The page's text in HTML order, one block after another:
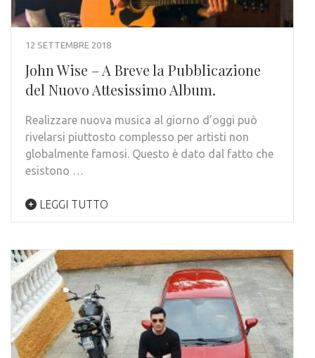
12 SETTEMBRE 2018
John Wise – A Breve la Pubblicazione
del Nuovo Attesissimo Album.
Realizzare nuova musica al giorno d’oggi può
rivelarsi piuttosto complesso per artisti non
globalmente famosi. Questo è dato dal fatto che
esistono …
LEGGI TUTTO